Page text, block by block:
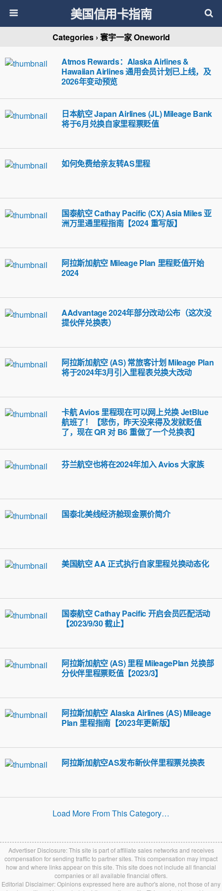
美国信用卡指南
Categories › 寰宇一家 Oneworld
Atmos Rewards：Alaska Airlines &
Hawaiian Airlines 通用会员计划已上线，及
2026年变动预览
日本航空 Japan Airlines (JL) Mileage Bank
将于6月兑换自家里程票贬值
如何免费给亲友转AS里程
国泰航空 Cathay Pacific (CX) Asia Miles 亚
洲万里通里程指南【2024 重写版】
阿拉斯加航空 Mileage Plan 里程贬值开始
2024
AAdvantage 2024年部分改动公布（这次没
提伙伴兑换表）
阿拉斯加航空 (AS) 常旅客计划 Mileage Plan
将于2024年3月引入里程表兑换大改动
卡航 Avios 里程现在可以网上兑换 JetBlue
航班了！【悲伤，昨天没来得及发就贬值
了，现在 QR 对 B6 重做了一个兑换表】
芬兰航空也将在2024年加入 Avios 大家族
国泰北美线经济舱现金票价简介
美国航空 AA 正式执行自家里程兑换动态化
国泰航空 Cathay Pacific 开启会员匹配活动
【2023/9/30 截止】
阿拉斯加航空 (AS) 里程 MileagePlan 兑换部
分伙伴里程票贬值【2023/3】
阿拉斯加航空 Alaska Airlines (AS) Mileage
Plan 里程指南【2023年更新版】
阿拉斯加航空AS发布新伙伴里程票兑换表
Load More From This Category…
Advertiser Disclosure: This site is part of affiliate sales networks and receives
compensation for sending traffic to partner sites. This compensation may impact
how and where links appear on this site. This site does not include all financial
companies or all available financial offers.
Editorial Disclaimer: Opinions expressed here are author's alone, not those of any